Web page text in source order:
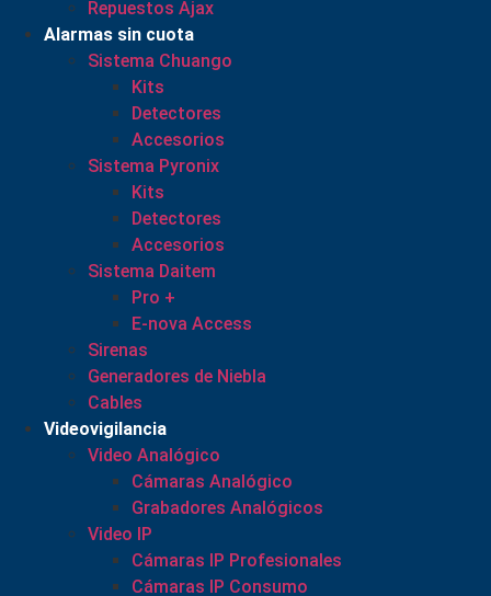
Repuestos Ajax
Alarmas sin cuota
Sistema Chuango
Kits
Detectores
Accesorios
Sistema Pyronix
Kits
Detectores
Accesorios
Sistema Daitem
Pro +
E-nova Access
Sirenas
Generadores de Niebla
Cables
Videovigilancia
Video Analógico
Cámaras Analógico
Grabadores Analógicos
Video IP
Cámaras IP Profesionales
Cámaras IP Consumo